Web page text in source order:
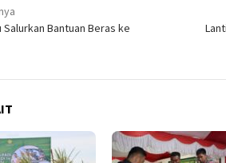
Salurkan Bantuan Beras ke